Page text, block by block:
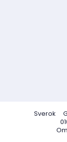
Sverok